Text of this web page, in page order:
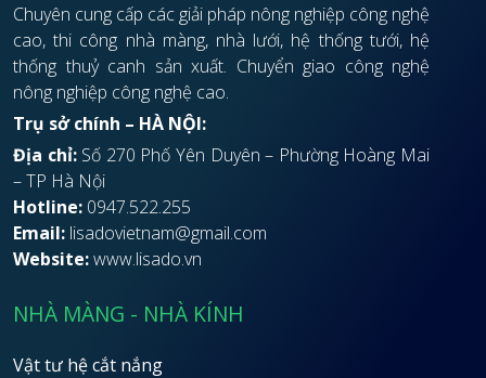
Chuyên cung cấp các giải pháp nông nghiệp công nghệ
cao, thi công nhà màng, nhà lưới, hệ thống tưới, hệ
thống thuỷ canh sản xuất. Chuyển giao công nghệ
nông nghiệp công nghệ cao.
Trụ sở chính – HÀ NỘI:
Địa chỉ:Số 270 Phố Yên Duyên – Phường Hoàng Mai
– TP Hà Nội
Hotline: 0947.522.255
Email: lisadovietnam@gmail.com
Website:www.lisado.vn
NHÀ MÀNG - NHÀ KÍNH
Vật tư hệ cắt nắng